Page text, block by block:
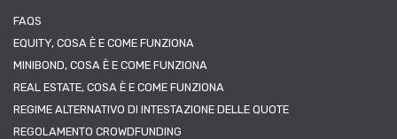
FAQS
EQUITY, COSA È E COME FUNZIONA
MINIBOND, COSA È E COME FUNZIONA
REAL ESTATE, COSA È E COME FUNZIONA
REGIME ALTERNATIVO DI INTESTAZIONE DELLE QUOTE
REGOLAMENTO CROWDFUNDING